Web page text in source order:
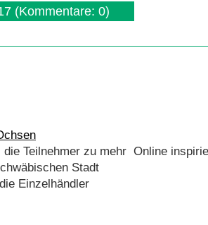
(Kommentare: 0)
Teilnehmer zu mehr Online
Stadt
Einzelhändler